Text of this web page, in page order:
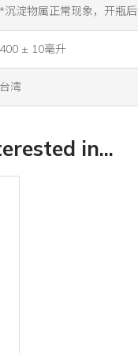
*沉淀物属正常现象，开瓶后
400 ± 10毫升
台湾
in...